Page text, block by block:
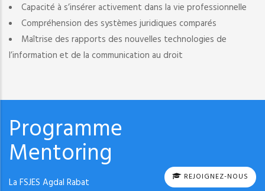
Capacité à s’insérer activement dans la vie professionnelle
Compréhension des systèmes juridiques comparés
Maîtrise des rapports des nouvelles technologies de
l’information et de la communication au droit
Programme
Mentoring
La FSJES Agdal Rabat
REJOIGNEZ-NOUS